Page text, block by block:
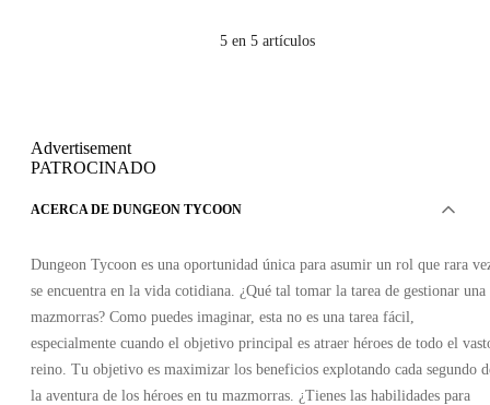
5 en 5 artículos
Advertisement
PATROCINADO
ACERCA DE DUNGEON TYCOON
Dungeon Tycoon es una oportunidad única para asumir un rol que rara
se encuentra en la vida cotidiana. ¿Qué tal tomar la tarea de gestionar una
mazmorras? Como puedes imaginar, esta no es una tarea fácil,
especialmente cuando el objetivo principal es atraer héroes de todo el
reino. Tu objetivo es maximizar los beneficios explotando cada segundo
la aventura de los héroes en tu mazmorras. ¿Tienes las habilidades para